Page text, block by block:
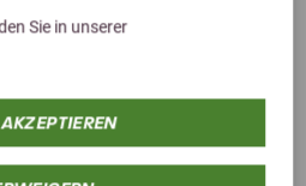
Sie in unserer
Produkte